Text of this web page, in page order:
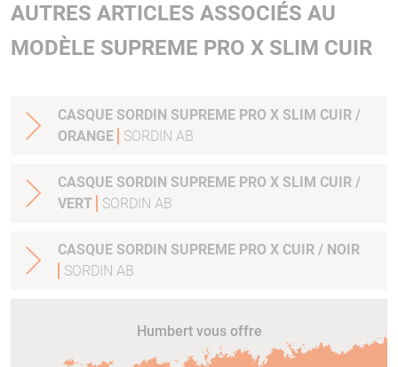
AUTRES ARTICLES ASSOCIÉS AU
MODÈLE SUPREME PRO X SLIM CUIR
CASQUE SORDIN SUPREME PRO X SLIM CUIR /
ORANGE
SORDIN AB
CASQUE SORDIN SUPREME PRO X SLIM CUIR /
VERT
SORDIN AB
CASQUE SORDIN SUPREME PRO X CUIR / NOIR
SORDIN AB
Humbert vous offre